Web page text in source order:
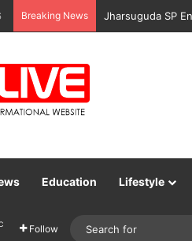
Breaking News Jharsuguda
Education Lifestyle
Follow